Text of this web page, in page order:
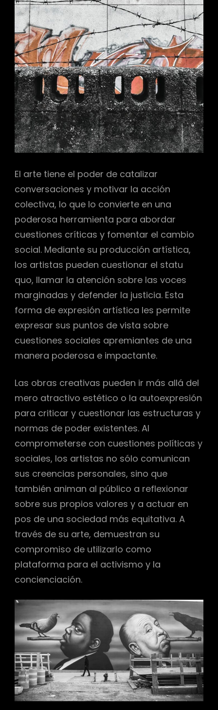
El arte tiene el poder de catalizar
conversaciones y motivar la acción
colectiva, lo que lo convierte en una
poderosa herramienta para abordar
cuestiones críticas y fomentar el cambio
social. Mediante su producción artística,
los artistas pueden cuestionar el statu
quo, llamar la atención sobre las voces
marginadas y defender la justicia. Esta
forma de expresión artística les permite
expresar sus puntos de vista sobre
cuestiones sociales apremiantes de una
manera poderosa e impactante.
Las obras creativas pueden ir más allá del
mero atractivo estético o la autoexpresión
para criticar y cuestionar las estructuras y
normas de poder existentes. Al
comprometerse con cuestiones políticas y
sociales, los artistas no sólo comunican
sus creencias personales, sino que
también animan al público a reflexionar
sobre sus propios valores y a actuar en
pos de una sociedad más equitativa. A
través de su arte, demuestran su
compromiso de utilizarlo como
plataforma para el activismo y la
concienciación.